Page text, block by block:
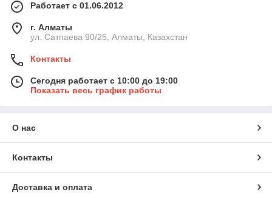
Работает с 01.06.2012
г. Алматы
ул. Сатпаева 90/25, Алматы, Казахстан
Контакты
Сегодня работает с 10:00 до 19:00
Показать весь график работы
О нас
Контакты
Доставка и оплата